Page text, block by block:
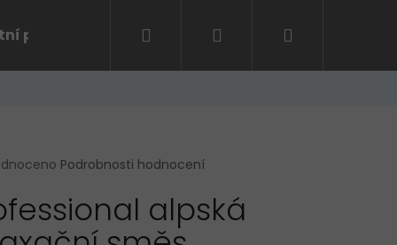
program Kontakt Přihlášení
Podrobnosti hodnocení
alpská